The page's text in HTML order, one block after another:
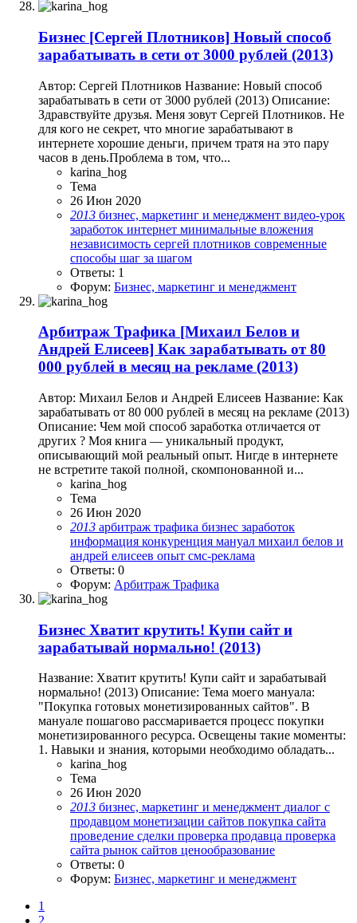
Бизнес [Сергей Плотников] Новый способ
зарабатывать в сети от 3000 рублей (2013)
Автор: Сергей Плотников Название: Новый способ
зарабатывать в сети от 3000 рублей (2013) Описание:
Здравствуйте друзья. Меня зовут Сергей Плотников. Не
для кого не секрет, что многие зарабатывают в
интернете хорошие деньги, причем тратя на это пару
часов в день.Проблема в том, что...
karina_hog
Тема
26 Июн 2020
2013 бизнес, маркетинг и менеджмент видео-урок
заработок интернет минимальные вложения
независимость сергей плотников современные
способы шаг за шагом
Ответы: 1
Форум: Бизнес, маркетинг и менеджмент
Арбитраж Трафика [Михаил Белов и
Андрей Елисеев] Как зарабатывать от 80
000 рублей в месяц на рекламе (2013)
Автор: Михаил Белов и Андрей Елисеев Название: Как
зарабатывать от 80 000 рублей в месяц на рекламе (2013)
Описание: Чем мой способ заработка отличается от
других ? Моя книга — уникальный продукт,
описывающий мой реальный опыт. Нигде в интернете
не встретите такой полной, скомпонованной и...
karina_hog
Тема
26 Июн 2020
2013 арбитраж трафика бизнес заработок
информация конкуренция мануал михаил белов и
андрей елисеев опыт смс-реклама
Ответы: 0
Форум: Арбитраж Трафика
Бизнес Хватит крутить! Купи сайт и
зарабатывай нормально! (2013)
Название: Хватит крутить! Купи сайт и зарабатывай
нормально! (2013) Описание: Тема моего мануала:
"Покупка готовых монетизированных сайтов". В
мануале пошагово рассмаривается процесс покупки
монетизированного ресурса. Освещены такие моменты:
1. Навыки и знания, которыми необходимо обладать...
karina_hog
Тема
26 Июн 2020
2013 бизнес, маркетинг и менеджмент диалог с
продавцом монетизации сайтов покупка сайта
проведение сделки проверка продавца проверка
сайта рынок сайтов ценообразование
Ответы: 0
Форум: Бизнес, маркетинг и менеджмент
1